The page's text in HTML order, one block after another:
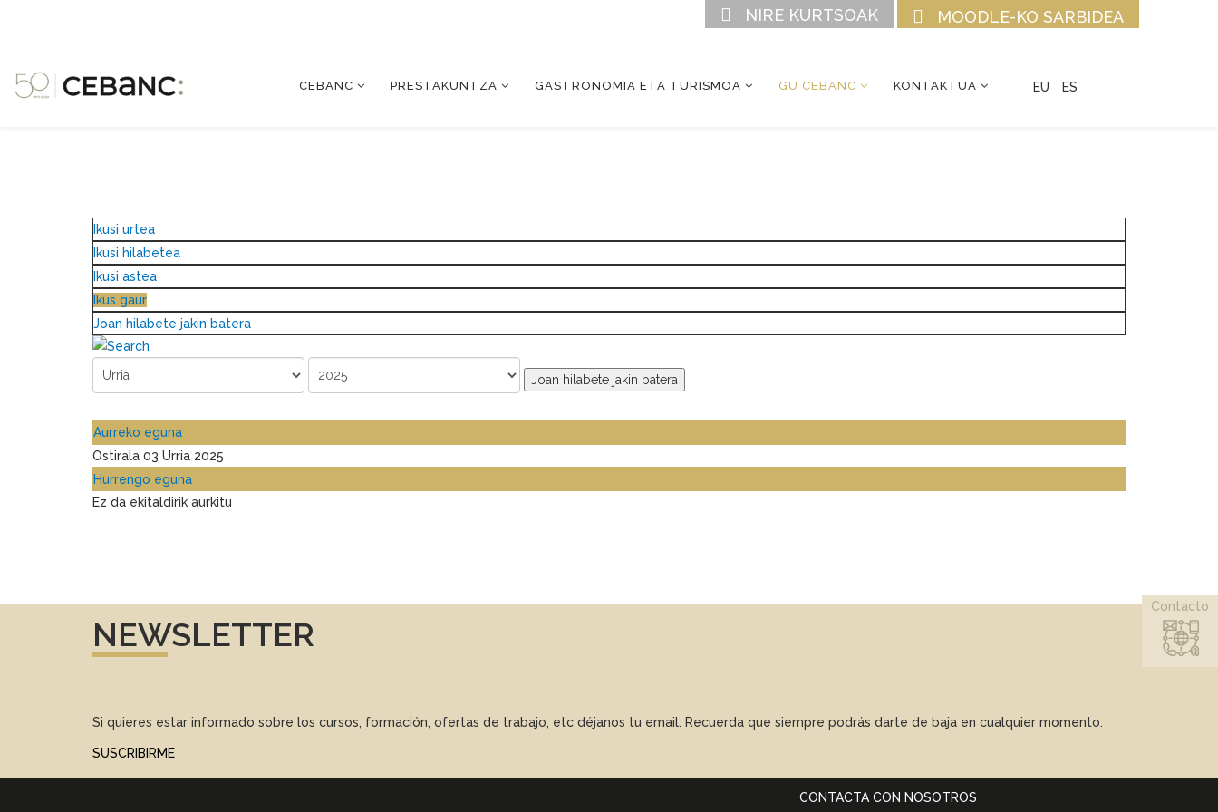
MOODLE-KO SARBIDEA
NIRE KURTSOAK
CEBANC PRESTAKUNTZA GASTRONOMIA ETA TURISMOA GU CEBANC KONTAKTUA EU ES
Ikusi urtea
Ikusi hilabetea
Ikusi astea
Ikus gaur
Joan hilabete jakin batera
Joan hilabete jakin batera
Aurreko eguna
Ostirala 03 Urria 2025
Hurrengo eguna
Ez da ekitaldirik aurkitu
NEWSLETTER
Si quieres estar informado sobre los cursos, formación, ofertas de trabajo, etc déjanos tu email. Recuerda que siempre podrás darte de baja en cualquier momento.
SUSCRIBIRME
CONTACTA CON NOSOTROS
Contacto